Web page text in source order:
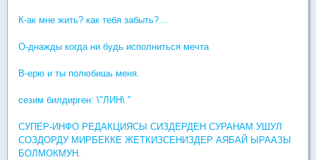
К-ак мне жить? как тебя забыть?...
О-днажды когда ни будь исполниться мечта
В-ерю и ты полюбишь меня.
сезим билдирген: \"ЛИН\ "
СУПЕР-ИНФО РЕДАКЦИЯСЫ СИЗДЕРДЕН СУРАНАМ УШУЛ
СОЗДОРДУ МИРБЕККЕ ЖЕТКИЗСЕНИЗДЕР АЯБАЙ ЫРААЗЫ
БОЛМОКМУН.